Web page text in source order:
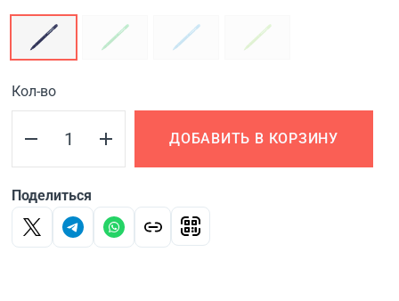
Кол-во
ДОБАВИТЬ В КОРЗИНУ
Поделиться